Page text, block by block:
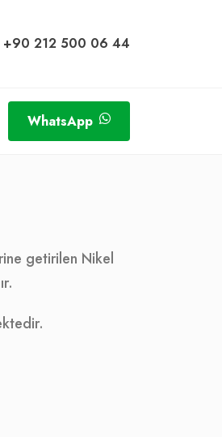
+90 212 500 06 44
WhatsApp
getirilen Nikel